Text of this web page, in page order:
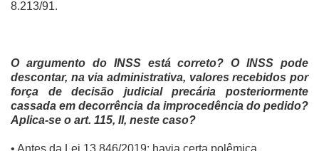
8.213/91.
O argumento do INSS está correto? O INSS pode
descontar, na via administrativa, valores recebidos por
força de decisão judicial precária posteriormente
cassada em decorrência da improcedência do pedido?
Aplica-se o art. 115, II, neste caso?